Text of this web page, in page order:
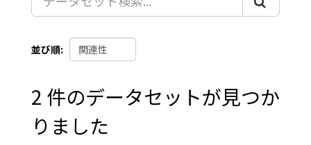
並び順
2 件のデータセットが見つか
りました